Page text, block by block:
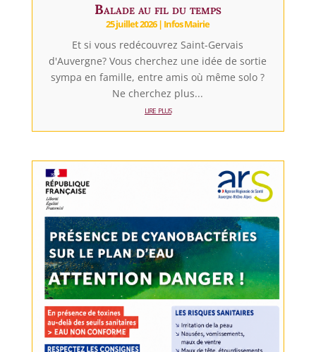
Balade au fil du temps
25 juillet 2026| Infos Mairie
Et si vous redécouvrez Saint-Gervais
d'Auvergne? Vous cherchez une idée de sortie
sympa en famille, entre amis où même solo ?
Ne cherchez plus...
lire plus